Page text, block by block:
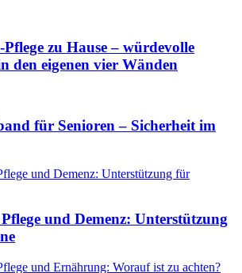
zu Hause – würdevolle
den eigenen vier Wänden
für Senioren – Sicherheit im
und Demenz: Unterstützung